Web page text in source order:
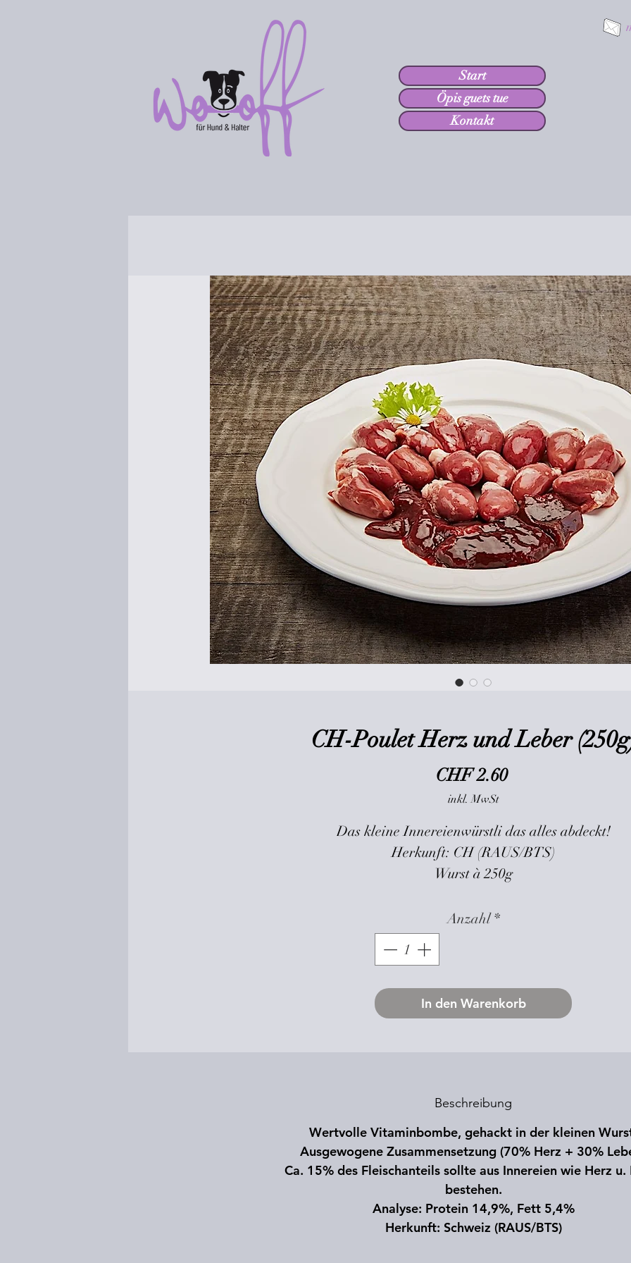
Start
Öpis guets tue
Kontakt
CH-Poulet Herz und Leber
CHF 2.60Preis
inkl. MwSt
Das kleine Innereienwürstli das alles abdeckt!
Herkunft: CH (RAUS/BTS)
Wurst à 250g
Anzahl *
In den Warenkorb
Beschreibung
Wertvolle Vitaminbombe, gehackt in der kleinen
Ausgewogene Zusammensetzung (70% Herz + 30%
Ca. 15% des Fleischanteils sollte aus Innereien wie Herz u.
bestehen.
Analyse: Protein 14,9%, Fett 5,4%
Herkunft: Schweiz (RAUS/BTS)